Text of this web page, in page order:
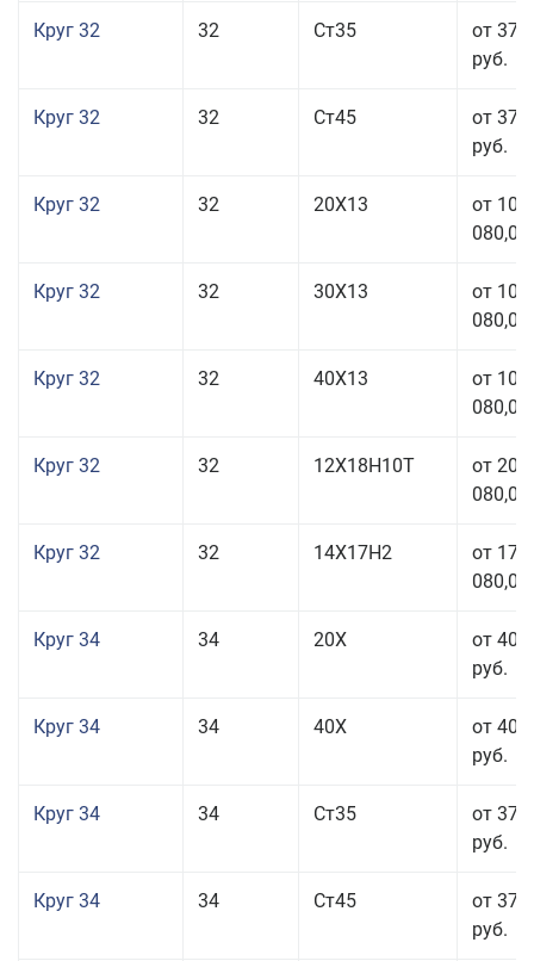
Круг 32 32 Ст35
от 37
руб.
Круг 32 32 Ст45
от 37
руб.
Круг 32 32 20Х13
от 101
080,00
Круг 32 32 30Х13
от 101
080,00
Круг 32 32 40Х13
от 101
080,00
Круг 32 32 12Х18Н10Т
от 208
080,00
Круг 32 32 14Х17Н2
от 177
080,00
Круг 34 34 20Х
от 40
руб.
Круг 34 34 40Х
от 40
руб.
Круг 34 34 Ст35
от 37
руб.
Круг 34 34 Ст45
от 37
руб.